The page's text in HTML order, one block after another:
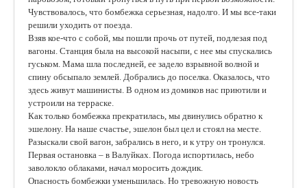
Чувствовалось, что бомбежка серьезная, надолго. И мы все-таки
решили уходить от поезда.
Взяв кое-что с собой, мы пошли прочь от путей, подлезая под
вагоны. Станция была на высокой насыпи, с нее мы спускались
гуськом. Мама шла последней, ее задело взрывной волной и
спину обсыпало землей. Добрались до поселка. Оказалось, что
здесь живут машинисты. В одном из домиков нас приютили и
устроили на терраске.
Как только бомбежка прекратилась, мы двинулись обратно к
эшелону. На наше счастье, эшелон был цел и стоял на месте.
Разыскали свой вагон, забрались в него, и к утру он тронулся.
Первая остановка – в Валуйках. Погода испортилась, небо
заволокло облаками, начал моросить дождик.
Опасность бомбежки уменьшилась. Но тревожную новость